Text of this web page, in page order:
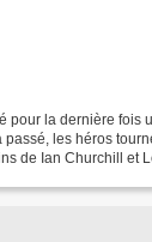
pour la dernière fois
passé, les héros
de Ian Churchill et